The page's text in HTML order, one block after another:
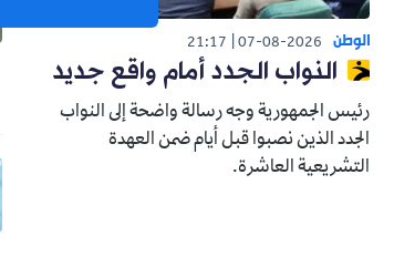
الوطن 07-08-2026
21:17
النواب الجدد أمام واقع جديد
رئيس الجمهورية وجه رسالة واضحة إلى النواب
الجدد الذين نصبوا قبل أيام ضمن العهدة
التشريعية العاشرة.